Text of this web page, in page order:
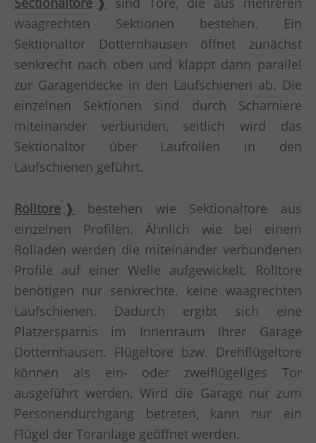
waagrechten Sektionen bestehen. Ein
Sektionaltor Dotternhausen öffnet zunächst
senkrecht nach oben und klappt dann parallel
zur Garagendecke in den Laufschienen ab. Die
einzelnen Sektionen sind durch Scharniere
miteinander verbunden, seitlich wird das
Sektionaltor über Laufrollen in den
Laufschienen geführt.
Rolltore
bestehen wie Sektionaltore aus
einzelnen Profilen. Ähnlich wie bei einem
Rolladen werden die miteinander verbundenen
Profile auf einer Welle aufgewickelt. Rolltore
benötigen nur senkrechte, keine waagrechten
Laufschienen. Dadurch ergibt sich eine
Platzersparnis im Innenraum Ihrer Garage
Dotternhausen. Flügeltore bzw. Drehflügeltore
können als ein- oder zweiflügeliges Tor
ausgeführt werden. Wird die Garage nur zum
Personendurchgang betreten, kann nur ein
Flügel der Toranlage geöffnet werden.